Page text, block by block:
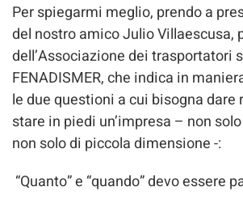
Per spiegarmi meglio, prendo a
del nostro amico Julio Villaescusa,
dell’Associazione dei trasportatori
FENADISMER, che indica in
le due questioni a cui bisogna dare
stare in piedi un’impresa – non
non solo di piccola dimensione -:
“Quanto” e “quando” devo essere